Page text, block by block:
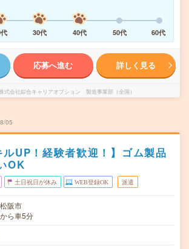
30代 40代 50代 60代
応募へ進む 詳しく見る
式会社綜合キャリアオプション 製造事業部（全国）
05
ルUP！経験者歓迎！】ゴム製品
OK
土日祝日が休み WEB登録OK 派遣
阪市
ら車5分